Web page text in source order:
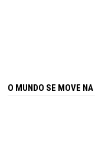
O MUNDO SE MOVE